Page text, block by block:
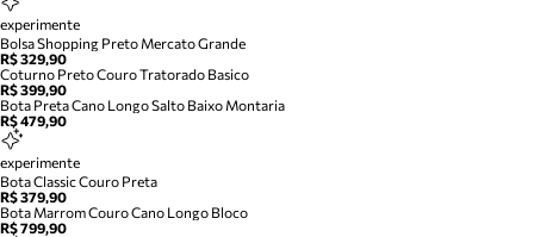
experimente
Bolsa Shopping Preto Mercato Grande
R$ 329,90
Coturno Preto Couro Tratorado Basico
R$ 399,90
Bota Preta Cano Longo Salto Baixo Montaria
R$ 479,90
experimente
Bota Classic Couro Preta
R$ 379,90
Bota Marrom Couro Cano Longo Bloco
R$ 799,90